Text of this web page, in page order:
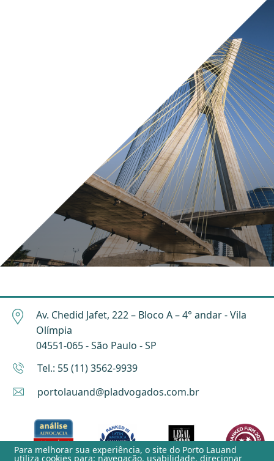
Av. Chedid Jafet, 222 – Bloco A – 4° andar - Vila
Olímpia
04551-065 - São Paulo - SP
Tel.: 55 (11) 3562-9939
portolauand@pladvogados.com.br
Para melhorar sua experiência, o site do Porto Lauand
utiliza cookies para: navegação, usabilidade, direcionar